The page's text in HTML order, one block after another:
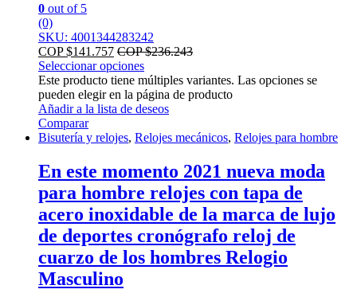
0 out of 5
(0)
SKU: 4001344283242
COP $141.757 COP $236.243
Seleccionar opciones
Este producto tiene múltiples variantes. Las opciones se
pueden elegir en la página de producto
Añadir a la lista de deseos
Comparar
Bisutería y relojes, Relojes mecánicos, Relojes para hombre
En este momento 2021 nueva moda
para hombre relojes con tapa de
acero inoxidable de la marca de lujo
de deportes cronógrafo reloj de
cuarzo de los hombres Relogio
Masculino